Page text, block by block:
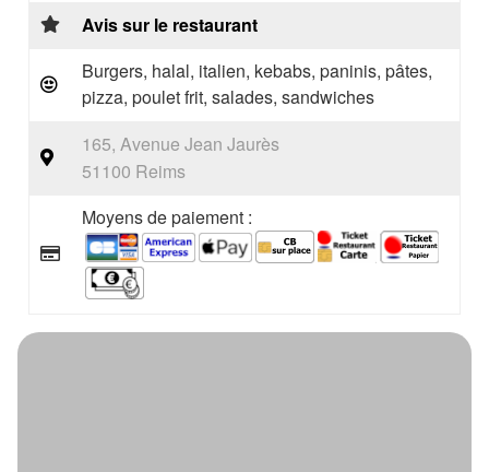
Avis sur le restaurant
Burgers, halal, italien, kebabs, paninis, pâtes,
pizza, poulet frit, salades, sandwiches
165, Avenue Jean Jaurès
51100 Reims
Moyens de paiement :